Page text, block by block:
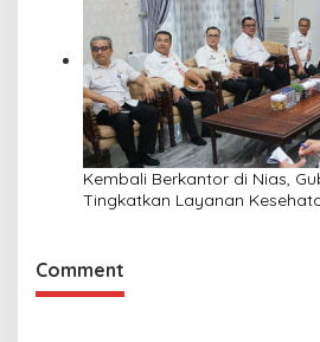
Kembali Berkantor di Nias,
Tingkatkan Layanan
Comment